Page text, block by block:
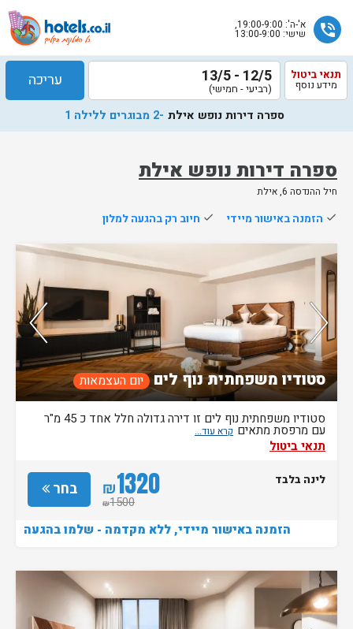
phone_in_talk א'-ה': 19:00-9:00,
שישי: 13:00-9:00
ספרה דירות נופש אילת
חיל ההנדסה 6, אילת
תנאי ביטול
מידע נוסף 12/5 - 13/5
(רביעי - חמישי) עריכה
ספרה דירות נופש אילת -2 מבוגרים ללילה 1
done הזמנה באישור מיידי done חיוב רק בהגעה למלון
חדר אחרון בממשק
סטודיו משפחתית נוף לים יום העצמאות
סטודיו משפחתית נוף לים זו דירה גדולה חלל אחד כ 45 מ"ר
עם מרפסת מתאים
תנאי ביטול
בחר ₪1320
₪1500
לינה בלבד
הזמנה באישור מיידי, ללא מקדמה - שלמו בהגעה
חדר אחרון בממשק
שלח
יחזור
בשעות
הפעילות